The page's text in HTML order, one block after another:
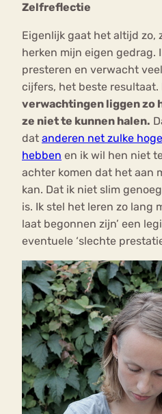
Zelfreflectie
Eigenlijk gaat het altijd zo,
herken mijn eigen gedrag.
presteren en verwacht
cijfers, het beste resultaat.
verwachtingen liggen zo
ze niet te kunnen halen.
dat anderen net zulke
hebben en ik wil hen niet
achter komen dat het aan
kan. Dat ik niet slim
is. Ik stel het leren zo lang
laat begonnen zijn’ een
eventuele ‘slechte